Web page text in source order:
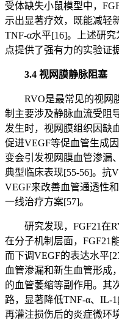
受体缺失小鼠模型中，
示出显著疗效，既能减轻
TNF-α水平[16]。上述研
点提供了强有力的实验证
3.4 视网膜静脉阻塞
RVO是最常见的视网
制主要涉及静脉血流受阻
发生时，视网膜组织因缺
促进VEGF等促血管生成
变会引发视网膜血管渗漏
典型临床表现[55-56]。抗
VEGF来改善血管通透性
一线治疗方案[57]。
研究发现，FGF21在
在分子机制层面，FGF21
而下调VEGF的表达水平
血管渗漏和新生血管形成
的血管萎缩等副作用。其
路，显著降低TNF-α、IL-
再灌注损伤后的炎症微环